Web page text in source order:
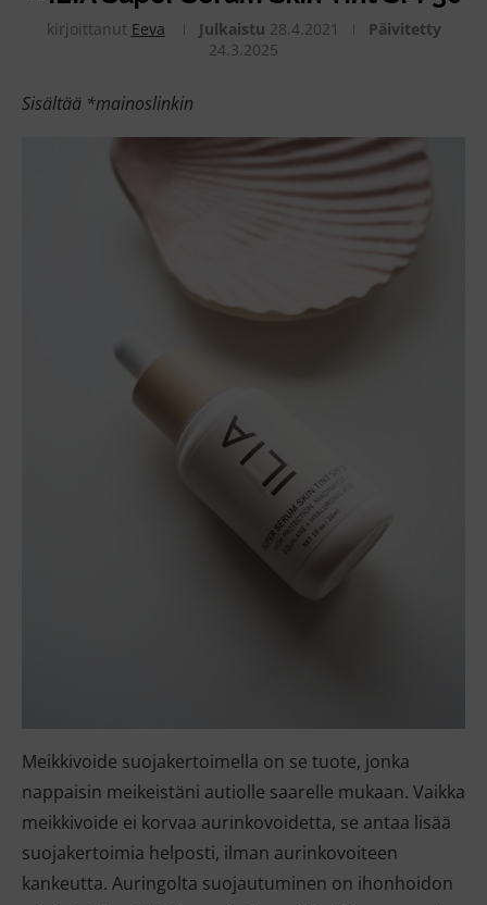
kirjoittanut Eeva Julkaistu 28.4.2021
Päivitetty
24.3.2025
Sisältää *mainoslinkin
Meikkivoide suojakertoimella on se tuote, jonka
nappaisin meikeistäni autiolle saarelle mukaan. Vaikka
meikkivoide ei korvaa aurinkovoidetta, se antaa lisää
suojakertoimia helposti, ilman aurinkovoiteen
kankeutta. Auringolta suojautuminen on ihonhoidon